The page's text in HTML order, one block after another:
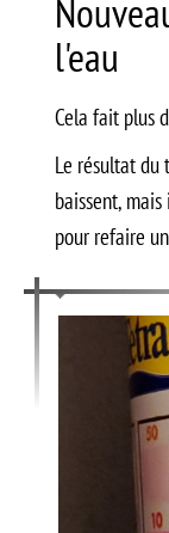
l'eau
Cela fait plus
Le résultat du
baissent,
pour refaire